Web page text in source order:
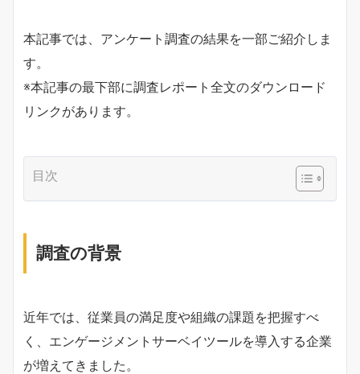
本記事では、アンケート調査の結果を一部ご紹介しま
す。
※本記事の最下部に調査レポート全文のダウンロード
リンクがあります。
目次
調査の背景
近年では、従業員の満足度や組織の課題を把握すべ
く、エンゲージメントサーベイツールを導入する企業
が増えてきました。